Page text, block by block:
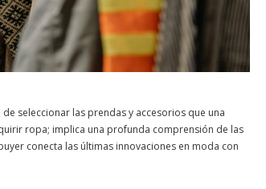
seleccionar las prendas y accesorios que una
ropa; implica una profunda comprensión de las
conecta las últimas innovaciones en moda con